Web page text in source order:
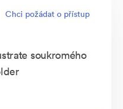
Chci požádat o přístup
soukromého